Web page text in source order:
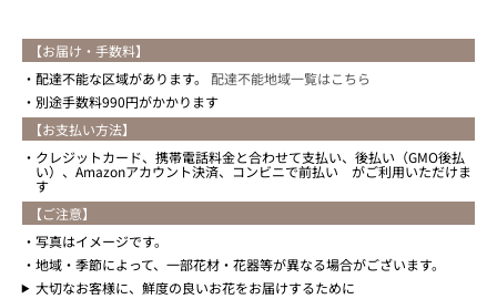
【お届け・手数料】
配達不能な区域があります。 配達不能地域一覧はこちら
別途手数料990円がかかります
【お支払い方法】
クレジットカード、携帯電話料金と合わせて支払い、後払い（GMO後払
い）、Amazonアカウント決済、コンビニで前払い がご利用いただけま
す
【ご注意】
写真はイメージです。
地域・季節によって、一部花材・花器等が異なる場合がございます。
大切なお客様に、鮮度の良いお花をお届けするために